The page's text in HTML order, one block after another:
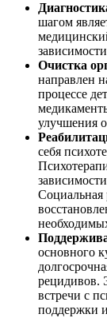
шагом
Очистка
направлен
процессе
улучшения
себя
Социальная
основного
рецидивов.
встречи с
поддержки